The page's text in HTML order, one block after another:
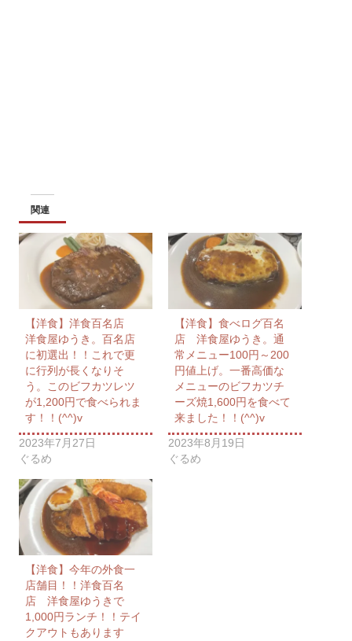
関連
【洋食】洋食百名店
洋食屋ゆうき。百名店
に初選出！！これで更
に行列が長くなりそ
う。このビフカツレツ
が1,200円で食べられま
す！！(^^)v
2023年7月27日
ぐるめ
【洋食】食べログ百名
店 洋食屋ゆうき。通
常メニュー100円～200
円値上げ。一番高価な
メニューのビフカツチ
ーズ焼1,600円を食べて
来ました！！(^^)v
2023年8月19日
ぐるめ
【洋食】今年の外食一
店舗目！！洋食百名
店 洋食屋ゆうきで
1,000円ランチ！！テイ
クアウトもあります